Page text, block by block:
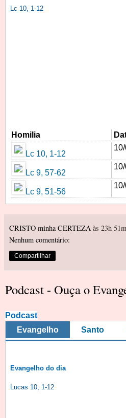
Lc 10, 1-12
Homilia
Lc 10, 1-12
Lc 9, 57-62
Lc 9, 51-56
CRISTO minha CERTEZA às 23h 51m
Nenhum comentário:
Compartilhar
Podcast - Ouça o
Podcast
Evangelho
Santo
Evangelho do dia
Lucas 10, 1-12